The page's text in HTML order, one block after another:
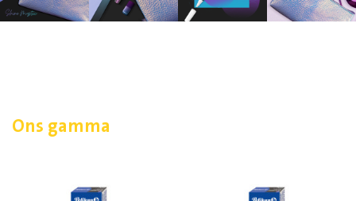
Ons gamma